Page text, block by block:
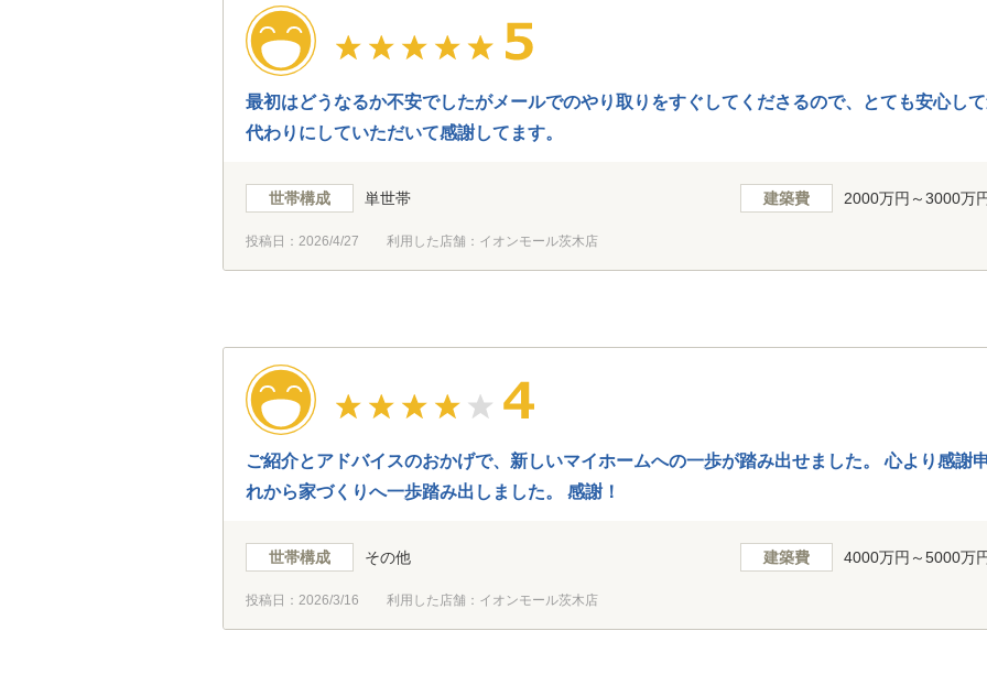
最初はどうなるか不安でしたがメールでのやり取りをすぐしてくださるので、とても安心し
代わりにしていただいて感謝してます。
世帯構成 単世帯 建築費 2000万円～3000万
投稿日： 2026/4/27 利用した店舗：イオンモール茨木店
ご紹介とアドバイスのおかげで、新しいマイホームへの一歩が踏み出せました。 心より感謝
れから家づくりへ一歩踏み出しました。 感謝！
世帯構成 その他 建築費 4000万円～5000万
投稿日： 2026/3/16 利用した店舗：イオンモール茨木店